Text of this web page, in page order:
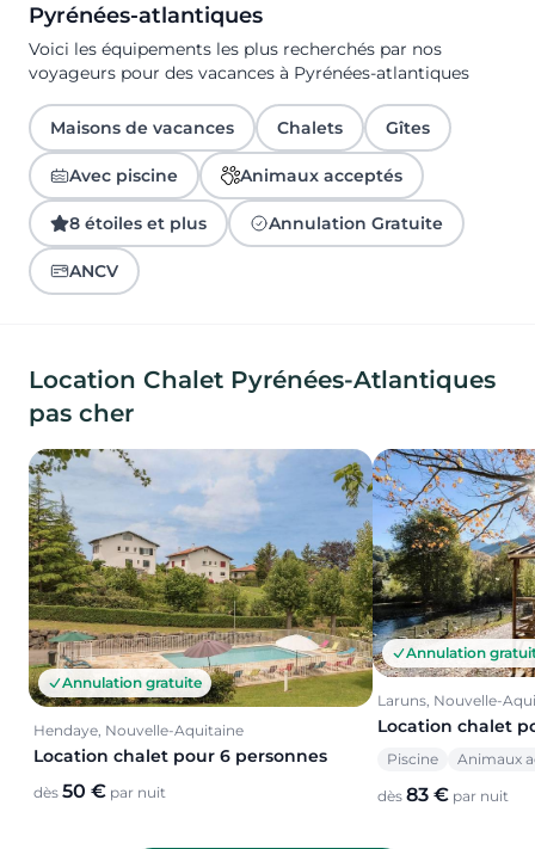
Pyrénées-atlantiques
Voici les équipements les plus recherchés par nos
voyageurs pour des vacances à Pyrénées-atlantiques
Maisons de vacances Chalets Gîtes
Avec piscine Animaux acceptés
8 étoiles et plus Annulation Gratuite
ANCV
Location Chalet Pyrénées-Atlantiques
pas cher
Annulation gratuite
Hendaye, Nouvelle-Aquitaine
Location chalet pour 6 personnes
dès 50 € par nuit
Annulation
Laruns, Nouvelle-
Location chalet
Piscine Animaux
dès 83 € par nuit